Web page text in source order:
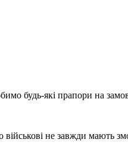
будь-які прапори на
не завжди мають